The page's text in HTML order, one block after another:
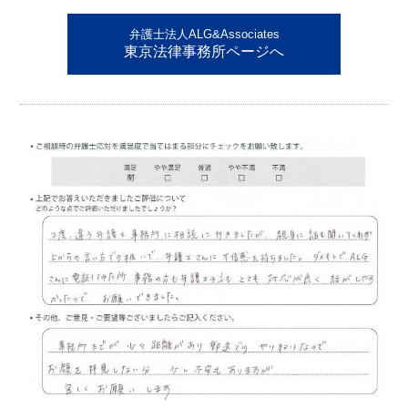
弁護士法人ALG&Associates
東京法律事務所ページへ